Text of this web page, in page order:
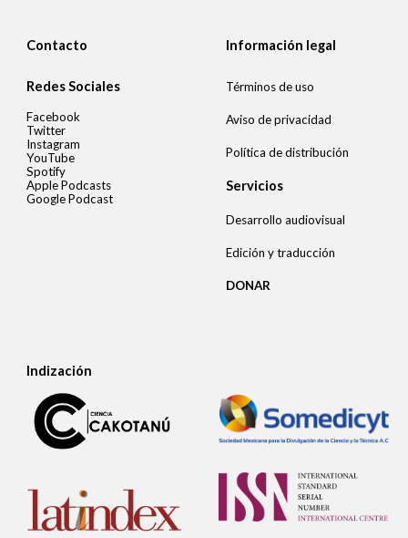
Contacto
Redes Sociales
Facebook
Twitter
Instagram
YouTube
Spotify
Apple Podcasts
Google Podcast
Información legal
Términos de uso
Aviso de privacidad
Política de distribución
Servicios
Desarrollo audiovisual
Edición y traducción
DONAR
Indización